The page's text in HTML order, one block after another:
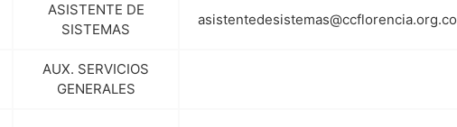
ASISTENTE DE
SISTEMAS
asistentedesistemas@ccflorencia.org.co
AUX. SERVICIOS
GENERALES